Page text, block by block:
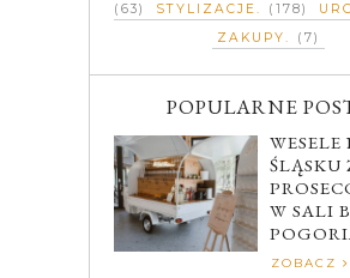
(63)
STYLIZACJE (178)
ZAKUPY
(7)
POPULARNE
WESELE
ŚLĄSKU
W SALI
ZOBACZ